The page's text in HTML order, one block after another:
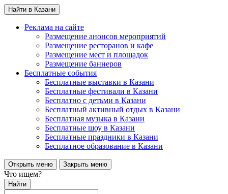
Найти в Казани
Реклама на сайте
Размещение анонсов мероприятий
Размещение ресторанов и кафе
Размещение мест и площадок
Размещение баннеров
Бесплатные события
Бесплатные выставки в Казани
Бесплатные фестивали в Казани
Бесплатно с детьми в Казани
Бесплатный активный отдых в Казани
Бесплатная музыка в Казани
Бесплатные шоу в Казани
Бесплатные праздники в Казани
Бесплатное образование в Казани
Открыть меню Закрыть меню
Что ищем?
Найти